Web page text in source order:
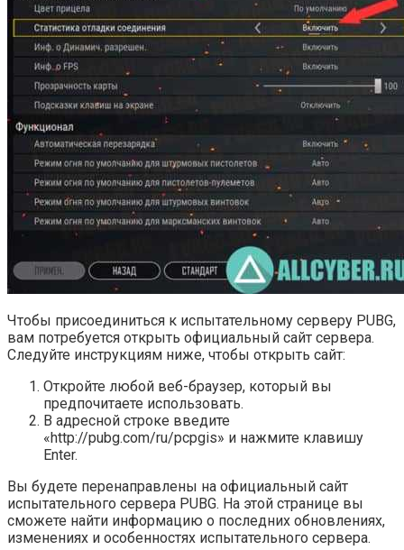
Чтобы присоединиться к испытательному серверу PUBG,
вам потребуется открыть официальный сайт сервера.
Следуйте инструкциям ниже, чтобы открыть сайт:
Откройте любой веб-браузер, который вы
предпочитаете использовать.
В адресной строке введите
«http://pubg.com/ru/pcpgis» и нажмите клавишу
Enter.
Вы будете перенаправлены на официальный сайт
испытательного сервера PUBG. На этой странице вы
сможете найти информацию о последних обновлениях,
изменениях и особенностях испытательного сервера.